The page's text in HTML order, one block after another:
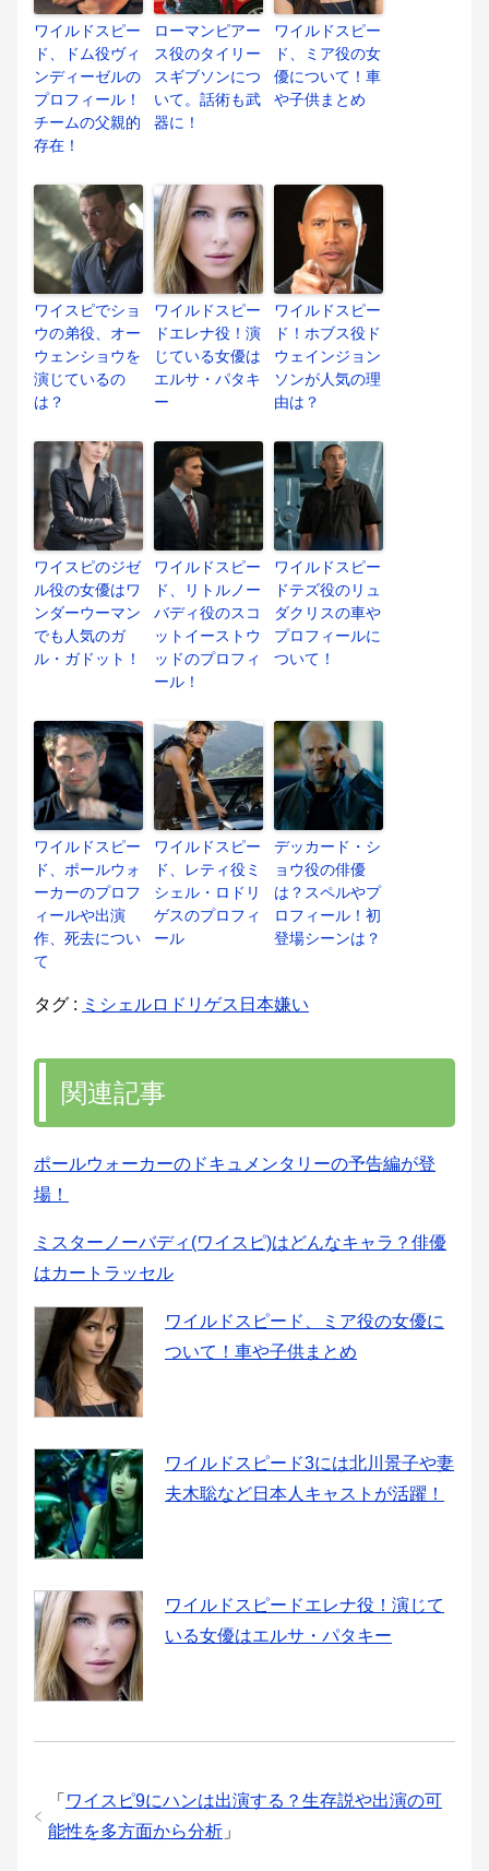
ワイルドスピー
ド、ドム役ヴィ
ンディーゼルの
プロフィール！
チームの父親的
存在！
ローマンピアー
ス役のタイリー
スギブソンにつ
いて。話術も武
器に！
ワイルドスピー
ド、ミア役の女
優について！車
や子供まとめ
ワイスピでショ
ウの弟役、オー
ウェンショウを
演じているの
は？
ワイルドスピー
ドエレナ役！演
じている女優は
エルサ・パタキ
ー
ワイルドスピー
ド！ホブス役ド
ウェインジョン
ソンが人気の理
由は？
ワイスピのジゼ
ル役の女優はワ
ンダーウーマン
でも人気のガ
ル・ガドット！
ワイルドスピー
ド、リトルノー
バディ役のスコ
ットイーストウ
ッドのプロフィ
ール！
ワイルドスピー
ドテズ役のリュ
ダクリスの車や
プロフィールに
ついて！
ワイルドスピー
ド、ポールウォ
ーカーのプロフ
ィールや出演
作、死去につい
て
ワイルドスピー
ド、レティ役ミ
シェル・ロドリ
ゲスのプロフィ
ール
デッカード・シ
ョウ役の俳優
は？スペルやプ
ロフィール！初
登場シーンは？
タグ : ミシェルロドリゲス日本嫌い
関連記事
ポールウォーカーのドキュメンタリーの予告編が登
場！
ミスターノーバディ(ワイスピ)はどんなキャラ？俳優
はカートラッセル
ワイルドスピード、ミア役の女優に
ついて！車や子供まとめ
ワイルドスピード3には北川景子や妻
夫木聡など日本人キャストが活躍！
ワイルドスピードエレナ役！演じて
いる女優はエルサ・パタキー
「 ワイスピ9にハンは出演する？生存説や出演の可
能性を多方面から分析 」